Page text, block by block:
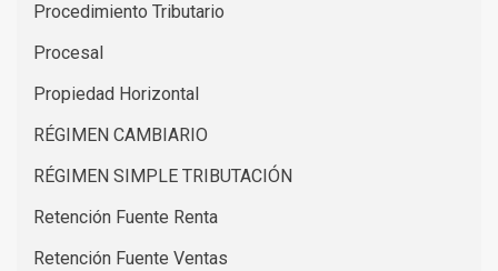
Procedimiento Tributario
Procesal
Propiedad Horizontal
RÉGIMEN CAMBIARIO
RÉGIMEN SIMPLE TRIBUTACIÓN
Retención Fuente Renta
Retención Fuente Ventas